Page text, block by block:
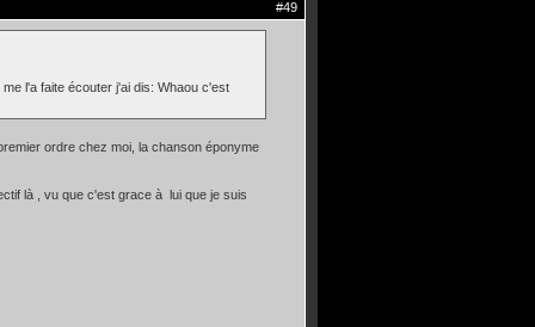
#49
l'a faite écouter j'ai dis: Whaou c'est
ordre chez moi, la chanson éponyme
là , vu que c'est grace à lui que je suis